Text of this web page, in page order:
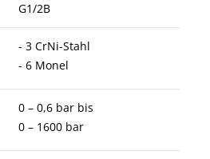
G1/2B
- 3 CrNi-Stahl
- 6 Monel
0 – 0,6 bar bis
0 – 1600 bar